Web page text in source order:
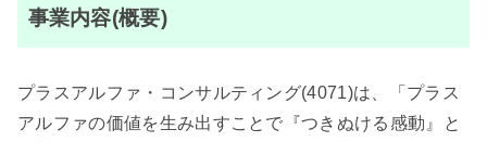
事業内容(概要)
プラスアルファ・コンサルティング(4071)は、「プラス
アルファの価値を生み出すことで『つきぬける感動』と